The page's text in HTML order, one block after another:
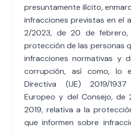
presuntamente ilícito,
infracciones previstas en el
2/2023, de 20 de febrero,
protección de las personas
infracciones normativas y
corrupción, así como, lo
Directiva (UE) 2019/
Europeo y del Consejo,
2019, relativa a la
que informen sobre